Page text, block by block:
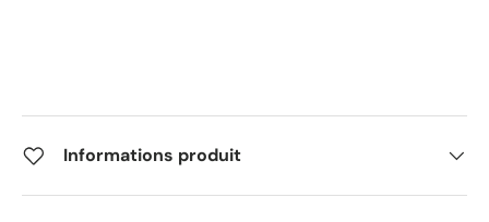
Informations produit